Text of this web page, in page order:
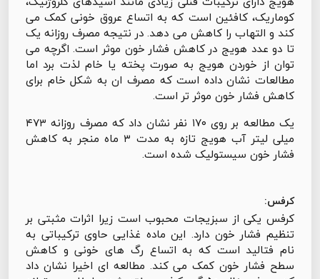
کوماریک، کافئین است که به اتساع عروق خونی کمک می
کند و التهاب را کاهش می دهد. در نتیجه مصرف روزانه یک
تا دو عدد هویج در کاهش فشار خون موثر است. اگرچه می
توان از خوردن هویج به صورت پخته یا خام لذت برد اما
مطالعات نشان داده است که مصرف ان به شکل خام برای
کاهش فشار خون موثر تر است.
یک مطالعه بر روی ۱۷۰ نفر نشان داد که مصرف روزانه ۴۷۳
میلی لیتر آب هویج تازه به مدت ۳ ماه منجر به کاهش
فشار خون سیستولیک شده است.
کرفس:
کرفس یکی از سبزیجات محبوب است زیرا اثرات مثبتی بر
تنظیم فشار خون دارد. این ماده غذایی حاوی ترکیباتی به
نام فتالید است که به اتساع رگ های خونی و کاهش
سطح فشار خون کمک می کند. مطالعه ای اخیرا نشان داد